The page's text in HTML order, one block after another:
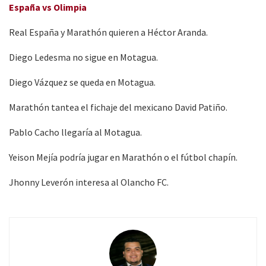
España vs Olimpia
Real España y Marathón quieren a Héctor Aranda.
Diego Ledesma no sigue en Motagua.
Diego Vázquez se queda en Motagua.
Marathón tantea el fichaje del mexicano David Patiño.
Pablo Cacho llegaría al Motagua.
Yeison Mejía podría jugar en Marathón o el fútbol chapín.
Jhonny Leverón interesa al Olancho FC.